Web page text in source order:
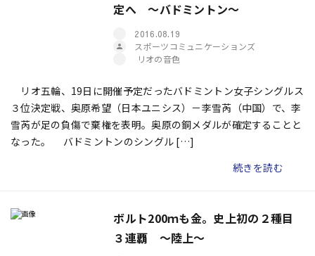
定へ ～バドミントン～
2016.08.19
スポーツコミュニケーションズ
リオの音色
リオ五輪、19日に開催予定だったバドミントン女子シングルス
３位決定戦、奥原希望（日本ユニシス）－李雪芮（中国）で、李
雪芮が足の負傷で棄権を表明。奥原の銅メダルが確定することと
なった。 バドミントンのシングル […]
続きを読む
ボルト200ｍも金。史上初の２種目
３連覇 ～陸上～